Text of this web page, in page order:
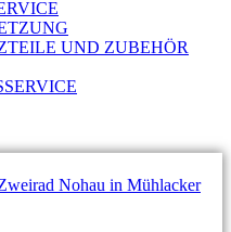
UND ZUBEHÖR